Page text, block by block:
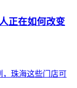
正在如何改变